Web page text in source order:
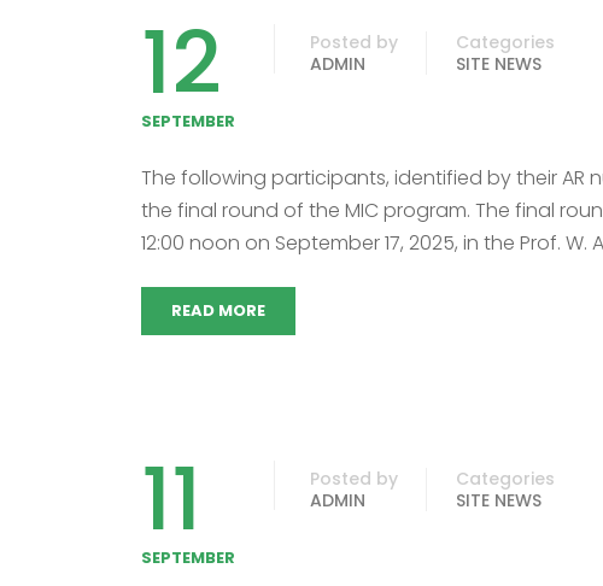
12
SEPTEMBER
Posted by
ADMIN
Categories
SITE NEWS
The following participants, identified by their AR
the final round of the MIC program. The final
12:00 noon on September 17, 2025, in the Prof. W.
READ MORE
11
SEPTEMBER
Posted by
ADMIN
Categories
SITE NEWS